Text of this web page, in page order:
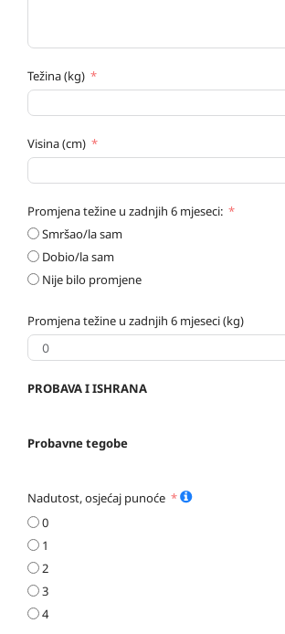
Težina (kg)
Visina (cm)
Promjena težine u zadnjih 6 mjeseci:
Smršao/la sam
Dobio/la sam
Nije bilo promjene
Promjena težine u zadnjih 6 mjeseci (kg)
PROBAVA I ISHRANA
Probavne tegobe
Nadutost, osjećaj punoće
0
1
2
3
4